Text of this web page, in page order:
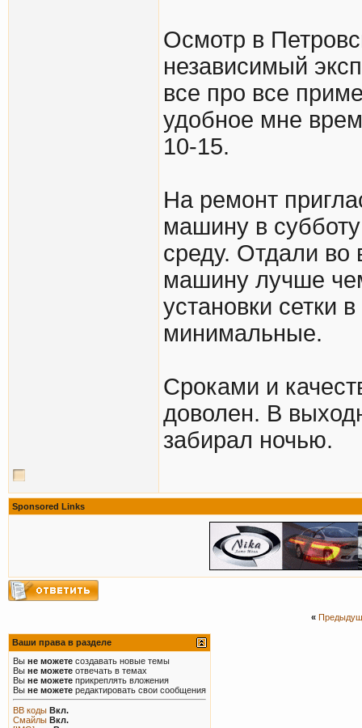
Осмотр в
независимый
все про все
удобное мне
10-15.
На ремонт
машину в
среду. Отдали во
машину лучше
установки сетки
минимальные.
Сроками и
доволен. В
забирал ночью.
Sponsored Links
«
Ваши права в разделе
Вы не можете создавать новые темы
Вы не можете отвечать в темах
Вы не можете прикреплять вложения
Вы не можете редактировать свои сообщения
BB коды Вкл.
Смайлы Вкл.